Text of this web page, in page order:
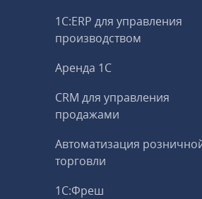
1С:ERP для управления
производством
Аренда 1С
CRM для управления
продажами
Автоматизация
торговли
1С:Фреш